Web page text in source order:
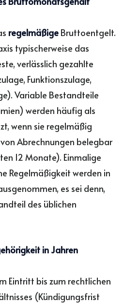
regelmäßige Bruttoentgelt.
typischerweise das
verlässlich gezahlte
Funktionszulage,
Variable Bestandteile
werden häufig als
wenn sie regelmäßig
Abrechnungen belegbar
12 Monate). Einmalige
Regelmäßigkeit werden in
es sei denn,
des üblichen
in Jahren
Eintritt bis zum rechtlichen
(Kündigungsfrist